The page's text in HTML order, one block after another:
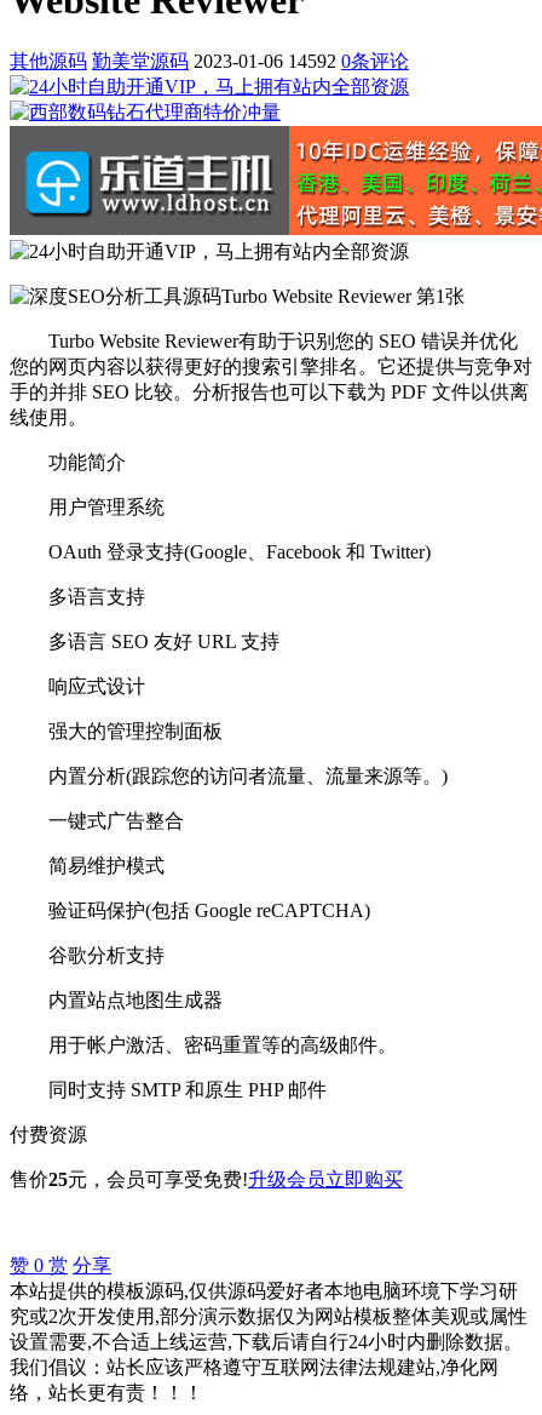
其他源码 勤美堂源码 2023-01-06 14592 0条评论
Turbo Website Reviewer有助于识别您的 SEO 错误并优化
您的网页内容以获得更好的搜索引擎排名。它还提供与竞争对
手的并排 SEO 比较。分析报告也可以下载为 PDF 文件以供离
线使用。
功能简介
用户管理系统
OAuth 登录支持(Google、Facebook 和 Twitter)
多语言支持
多语言 SEO 友好 URL 支持
响应式设计
强大的管理控制面板
内置分析(跟踪您的访问者流量、流量来源等。)
一键式广告整合
简易维护模式
验证码保护(包括 Google reCAPTCHA)
谷歌分析支持
内置站点地图生成器
用于帐户激活、密码重置等的高级邮件。
同时支持 SMTP 和原生 PHP 邮件
付费资源
售价25元 ，会员可享受免费!升级会员立即购买
赞 0 赏 分享
本站提供的模板源码,仅供源码爱好者本地电脑环境下学习研
究或2次开发使用,部分演示数据仅为网站模板整体美观或属性
设置需要,不合适上线运营,下载后请自行24小时内删除数据。
我们倡议：站长应该严格遵守互联网法律法规建站,净化网
络，站长更有责！！！